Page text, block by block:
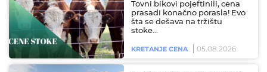
Tovni bikovi pojeftinili, cena
prasadi konačno porasla! Evo
šta se dešava na tržištu
stoke…
KRETANJE CENA 05.08.2026